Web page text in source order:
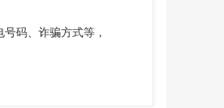
码、诈骗方式等，